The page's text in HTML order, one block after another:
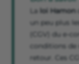
La loi Hamon
un peu plus
(CGV) du e-
conditions
retour. Ces